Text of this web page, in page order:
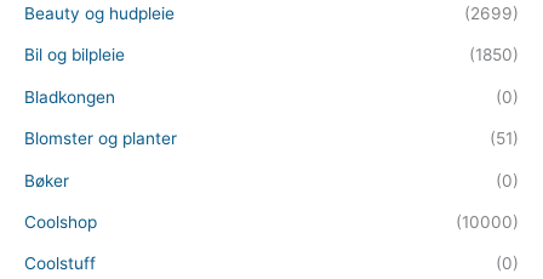
Beauty og hudpleie (2699)
Bil og bilpleie (1850)
Bladkongen (0)
Blomster og planter (51)
Bøker (0)
Coolshop (10000)
Coolstuff (0)